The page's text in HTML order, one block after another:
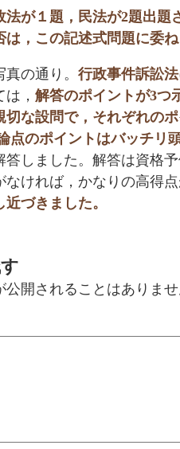
法が１題，民法が2題出題
，この記述式問題に委
の通り。 行政事件訴訟
， 解答のポイントが3つ
切な設問で，それぞれの
点のポイントはバッチリ
答しました。解答は資格
ければ，かなりの高得
づきました。
開されることはありませ